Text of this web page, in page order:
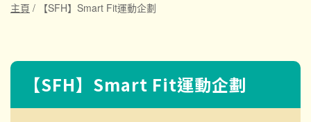
主頁 / 【SFH】Smart Fit運動企劃
【SFH】Smart Fit運動企劃